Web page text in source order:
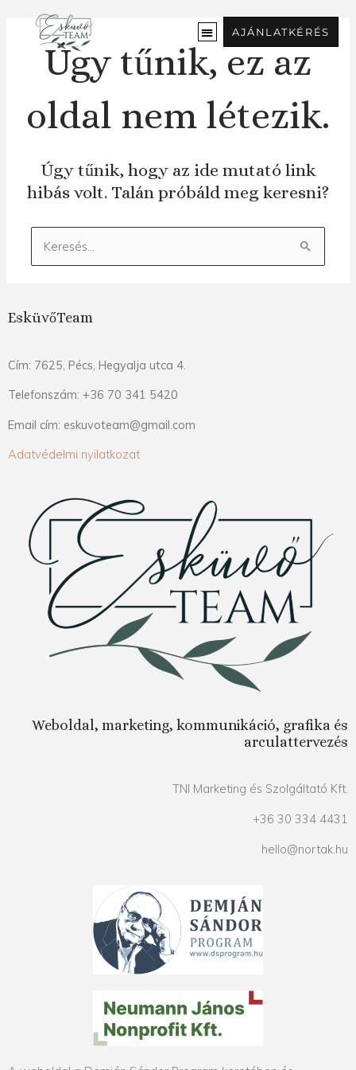
tartalomra
AJÁNLATKÉRÉS
Úgy tűnik, ez az
oldal nem létezik.
Úgy tűnik, hogy az ide mutató link
hibás volt. Talán próbáld meg keresni?
Keresés:
EsküvőTeam
Cím: 7625, Pécs, Hegyalja utca 4.
Telefonszám: +36 70 341 5420
Email cím: eskuvoteam@gmail.com
Adatvédelmi nyilatkozat
Weboldal, marketing, kommunikáció, grafika és
arculattervezés
TNI Marketing és Szolgáltató Kft.
+36 30 334 4431
hello@nortak.hu